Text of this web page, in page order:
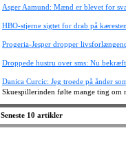
Asger Aamund: Mænd er blevet for
HBO-stjerne sigtet for drab på kæresten
Progeria-Jesper dropper
Droppede hustru over sms: Nu
Danica Curcic: Jeg troede på ånder
Skuespillerinden følte mange ting
Seneste 10 artikler